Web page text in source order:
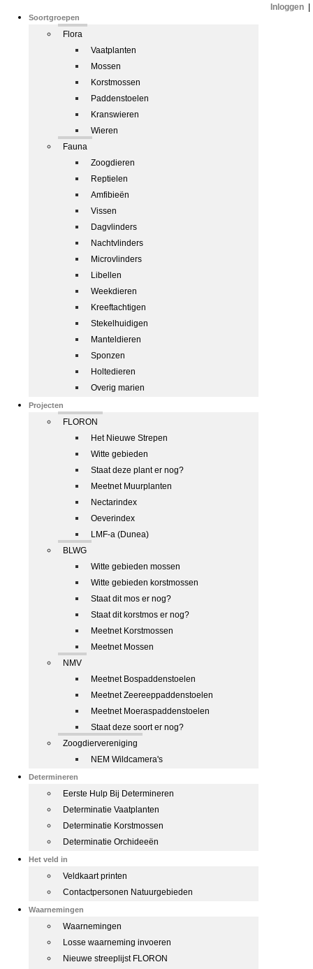
Soortgroepen
Flora
Vaatplanten
Mossen
Korstmossen
Paddenstoelen
Kranswieren
Wieren
Fauna
Zoogdieren
Reptielen
Amfibieën
Vissen
Dagvlinders
Nachtvlinders
Microvlinders
Libellen
Weekdieren
Kreeftachtigen
Stekelhuidigen
Manteldieren
Sponzen
Holtedieren
Overig marien
Projecten
FLORON
Het Nieuwe Strepen
Witte gebieden
Staat deze plant er nog?
Meetnet Muurplanten
Nectarindex
Oeverindex
LMF-a (Dunea)
BLWG
Witte gebieden mossen
Witte gebieden korstmossen
Staat dit mos er nog?
Staat dit korstmos er nog?
Meetnet Korstmossen
Meetnet Mossen
NMV
Meetnet Bospaddenstoelen
Meetnet Zeereeppaddenstoelen
Meetnet Moeraspaddenstoelen
Staat deze soort er nog?
Zoogdiervereniging
NEM Wildcamera's
Determineren
Eerste Hulp Bij Determineren
Determinatie Vaatplanten
Determinatie Korstmossen
Determinatie Orchideeën
Het veld in
Veldkaart printen
Contactpersonen Natuurgebieden
Waarnemingen
Waarnemingen
Losse waarneming invoeren
Nieuwe streeplijst FLORON
Inloggen